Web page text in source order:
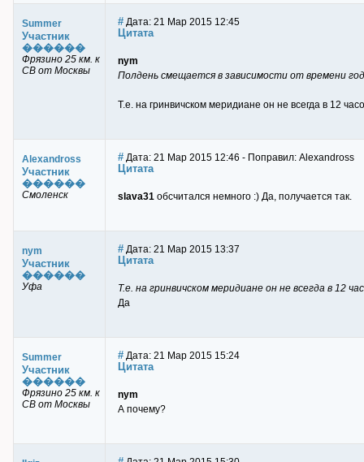
Summer
Участник
������
Фрязино 25 км. к
СВ от Москвы
# Дата: 21 Мар 2015 12:45
Цитата
nym
Полдень смещается в зависимости от времени
Т.е. на гринвичском меридиане он не всегда в 12
Alexandross
Участник
������
Смоленск
# Дата: 21 Мар 2015 12:46 - Поправил: Alexandross
Цитата
slava31 обсчитался немного :) Да, получается так.
nym
Участник
������
Уфа
# Дата: 21 Мар 2015 13:37
Цитата
Т.е. на гринвичском меридиане он не всегда в 12
Да
Summer
Участник
������
Фрязино 25 км. к
СВ от Москвы
# Дата: 21 Мар 2015 15:24
Цитата
nym
А почему?